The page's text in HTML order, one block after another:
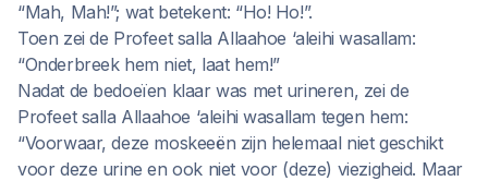
“Mah, Mah!”; wat betekent: “Ho! Ho!”.
Toen zei de Profeet salla Allaahoe ‘aleihi wasallam:
“Onderbreek hem niet, laat hem!”
Nadat de bedoeïen klaar was met urineren, zei de
Profeet salla Allaahoe ‘aleihi wasallam tegen hem:
“Voorwaar, deze moskeeën zijn helemaal niet geschikt
voor deze urine en ook niet voor (deze) viezigheid. Maar